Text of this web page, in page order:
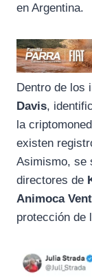
en Argentina.
Dentro de los
Davis,
la
existen
Asimismo, se
directores de
Animoca
protección de